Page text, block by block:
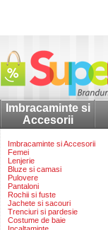
Imbracaminte si
Accesorii
Imbracaminte si Accesorii
Femei
Lenjerie
Bluze si camasi
Pulovere
Pantaloni
Rochii si fuste
Jachete si sacouri
Trenciuri si pardesie
Costume de baie